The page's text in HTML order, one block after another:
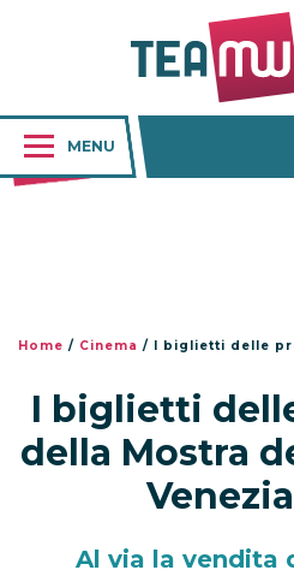
MENU
Home / Cinema / I biglietti delle proiezioni
I biglietti
della Mostra
Al via la vendita